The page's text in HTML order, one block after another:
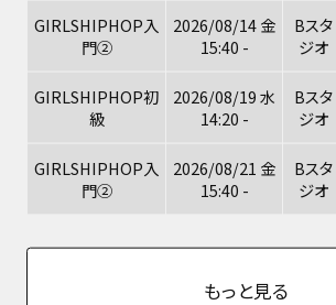
GIRLSHIPHOP入
門②
2026/08/14 金
15:40 -
Bスタ
ジオ
GIRLSHIPHOP初
級
2026/08/19 水
14:20 -
Bスタ
ジオ
GIRLSHIPHOP入
門②
2026/08/21 金
15:40 -
Bスタ
ジオ
もっと見る